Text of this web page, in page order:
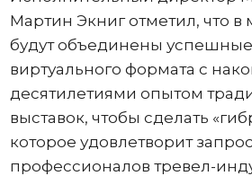
Мартин Экниг отметил, что в
будут объединены
виртуального формата с
десятилетиями опытом
выставок, чтобы сделать
которое удовлетворит
профессионалов тревел-